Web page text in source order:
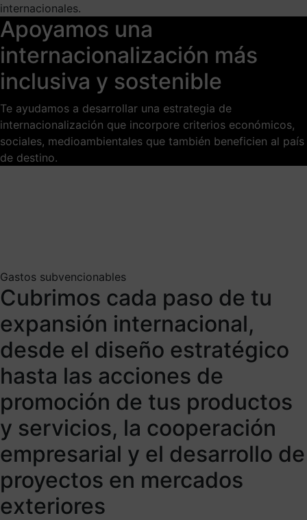
internacionales.
Apoyamos una
internacionalización más
inclusiva y sostenible
Te ayudamos a desarrollar una estrategia de
internacionalización que incorpore criterios económicos,
sociales, medioambientales que también beneficien al país
de destino.
Gastos subvencionables
Cubrimos cada paso de tu
expansión internacional,
desde el diseño estratégico
hasta las acciones de
promoción de tus productos
y servicios, la cooperación
empresarial y el desarrollo de
proyectos en mercados
exteriores